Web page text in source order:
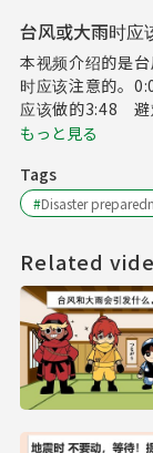
台风或大雨时应
本视频介绍的是
时应该注意的。
应该做的3:48 避
もっと見る
Tags
#Disaster
Related